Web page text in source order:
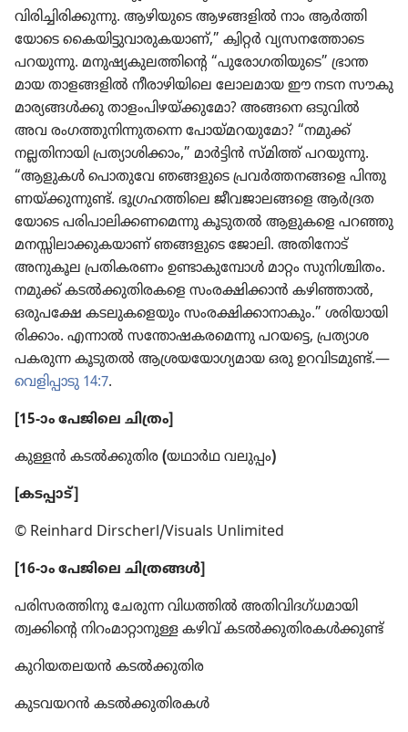
വിരി​ച്ചി​രി​ക്കു​ന്നു. ആഴിയു​ടെ ആഴങ്ങളിൽ നാം ആർത്തി​
യോ​ടെ കൈയി​ട്ടു​വാ​രു​ക​യാണ്‌,” ക്വിറ്റർ വ്യസന​ത്തോ​ടെ
പറയുന്നു. മനുഷ്യ​കു​ല​ത്തി​ന്റെ “പുരോ​ഗ​തി​യു​ടെ” ഭ്രാന്ത​
മായ താളങ്ങ​ളിൽ നീരാ​ഴി​യി​ലെ ലോല​മായ ഈ നടന സൗകു​
മാ​ര്യ​ങ്ങൾക്കു താളം​പി​ഴ​യ്‌ക്കു​മോ? അങ്ങനെ ഒടുവിൽ
അവ രംഗത്തു​നി​ന്നു​തന്നെ പോയ്‌മ​റ​യു​മോ? “നമുക്ക്‌
നല്ലതി​നാ​യി പ്രത്യാ​ശി​ക്കാം,” മാർട്ടിൻ സ്‌മിത്ത്‌ പറയുന്നു.
“ആളുകൾ പൊതു​വേ ഞങ്ങളുടെ പ്രവർത്ത​ന​ങ്ങളെ പിന്തു​
ണ​യ്‌ക്കു​ന്നുണ്ട്‌. ഭൂഗ്ര​ഹ​ത്തി​ലെ ജീവജാ​ല​ങ്ങളെ ആർദ്ര​ത​
യോ​ടെ പരിപാ​ലി​ക്ക​ണ​മെന്നു കൂടുതൽ ആളുകളെ പറഞ്ഞു
മനസ്സി​ലാ​ക്കു​ക​യാണ്‌ ഞങ്ങളുടെ ജോലി. അതി​നോട്‌
അനുകൂല പ്രതി​ക​രണം ഉണ്ടാകു​മ്പോൾ മാറ്റം സുനി​ശ്ചി​തം.
നമുക്ക്‌ കടൽക്കു​തി​ര​കളെ സംരക്ഷി​ക്കാൻ കഴിഞ്ഞാൽ,
ഒരുപക്ഷേ കടലു​ക​ളെ​യും സംരക്ഷി​ക്കാ​നാ​കും.” ശരിയാ​യി​
രി​ക്കാം. എന്നാൽ സന്തോ​ഷ​ക​ര​മെന്നു പറയട്ടെ, പ്രത്യാശ
പകരുന്ന കൂടുതൽ ആശ്രയ​യോ​ഗ്യ​മായ ഒരു ഉറവി​ട​മുണ്ട്‌.—
വെളി​പ്പാ​ടു 14:7.
[15-ാം പേജിലെ ചിത്രം]
കുള്ളൻ കടൽക്കു​തിര (യഥാർഥ വലുപ്പം)
[കടപ്പാട്‌]
© Reinhard Dirscherl/Visuals Unlimited
[16-ാം പേജിലെ ചിത്രങ്ങൾ]
പരിസരത്തിനു ചേരുന്ന വിധത്തിൽ അതിവി​ദ​ഗ്‌ധ​മാ​യി
ത്വക്കിന്റെ നിറം​മാ​റ്റാ​നുള്ള കഴിവ്‌ കടൽക്കു​തി​ര​കൾക്കുണ്ട്‌
കുറിയതലയൻ കടൽക്കു​തി​ര
കുടവയറൻ കടൽക്കു​തി​ര​കൾ